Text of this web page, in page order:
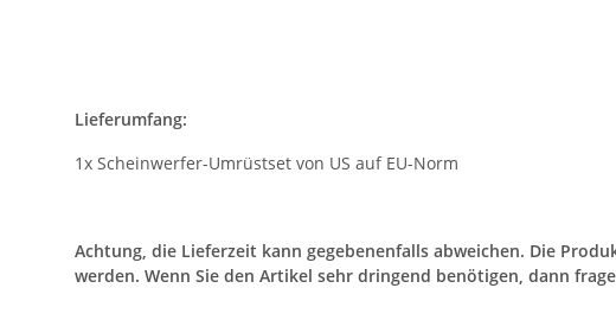
Lieferumfang:
1x Scheinwerfer-Umrüstset von US auf EU-Norm
Achtung, die Lieferzeit kann gegebenenfalls abweichen. Die
werden. Wenn Sie den Artikel sehr dringend benötigen, dann